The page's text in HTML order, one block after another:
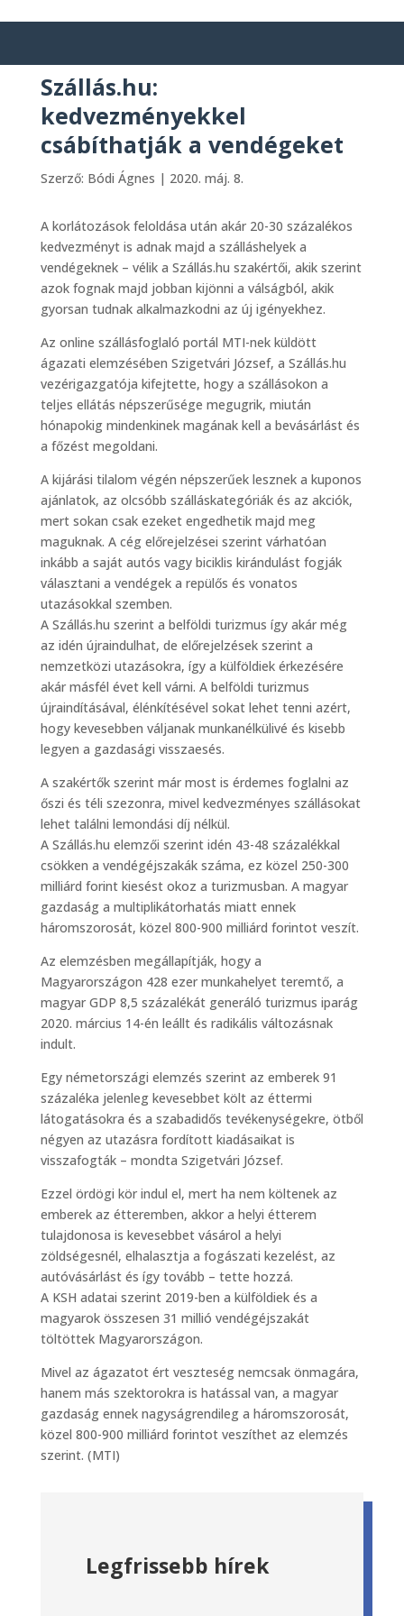
Szállás.hu:
kedvezményekkel
csábíthatják a vendégeket
Szerző: Bódi Ágnes | 2020. máj. 8.
A korlátozások feloldása után akár 20-30 százalékos
kedvezményt is adnak majd a szálláshelyek a
vendégeknek – vélik a Szállás.hu szakértői, akik szerint
azok fognak majd jobban kijönni a válságból, akik
gyorsan tudnak alkalmazkodni az új igényekhez.
Az online szállásfoglaló portál MTI-nek küldött
ágazati elemzésében Szigetvári József, a Szállás.hu
vezérigazgatója kifejtette, hogy a szállásokon a
teljes ellátás népszerűsége megugrik, miután
hónapokig mindenkinek magának kell a bevásárlást és
a főzést megoldani.
A kijárási tilalom végén népszerűek lesznek a kuponos
ajánlatok, az olcsóbb szálláskategóriák és az akciók,
mert sokan csak ezeket engedhetik majd meg
maguknak. A cég előrejelzései szerint várhatóan
inkább a saját autós vagy biciklis kirándulást fogják
választani a vendégek a repülős és vonatos
utazásokkal szemben.
A Szállás.hu szerint a belföldi turizmus így akár még
az idén újraindulhat, de előrejelzések szerint a
nemzetközi utazásokra, így a külföldiek érkezésére
akár másfél évet kell várni. A belföldi turizmus
újraindításával, élénkítésével sokat lehet tenni azért,
hogy kevesebben váljanak munkanélkülivé és kisebb
legyen a gazdasági visszaesés.
A szakértők szerint már most is érdemes foglalni az
őszi és téli szezonra, mivel kedvezményes szállásokat
lehet találni lemondási díj nélkül.
A Szállás.hu elemzői szerint idén 43-48 százalékkal
csökken a vendégéjszakák száma, ez közel 250-300
milliárd forint kiesést okoz a turizmusban. A magyar
gazdaság a multiplikátorhatás miatt ennek
háromszorosát, közel 800-900 milliárd forintot veszít.
Az elemzésben megállapítják, hogy a
Magyarországon 428 ezer munkahelyet teremtő, a
magyar GDP 8,5 százalékát generáló turizmus iparág
2020. március 14-én leállt és radikális változásnak
indult.
Egy németországi elemzés szerint az emberek 91
százaléka jelenleg kevesebbet költ az éttermi
látogatásokra és a szabadidős tevékenységekre, ötből
négyen az utazásra fordított kiadásaikat is
visszafogták – mondta Szigetvári József.
Ezzel ördögi kör indul el, mert ha nem költenek az
emberek az étteremben, akkor a helyi étterem
tulajdonosa is kevesebbet vásárol a helyi
zöldségesnél, elhalasztja a fogászati kezelést, az
autóvásárlást és így tovább – tette hozzá.
A KSH adatai szerint 2019-ben a külföldiek és a
magyarok összesen 31 millió vendégéjszakát
töltöttek Magyarországon.
Mivel az ágazatot ért veszteség nemcsak önmagára,
hanem más szektorokra is hatással van, a magyar
gazdaság ennek nagyságrendileg a háromszorosát,
közel 800-900 milliárd forintot veszíthet az elemzés
szerint. (MTI)
Legfrissebb hírek